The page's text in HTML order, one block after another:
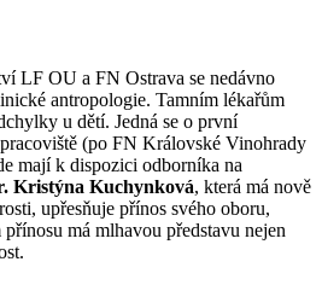
LF OU a FN Ostrava se nedávno
antropologie. Tamním lékařům
u dětí. Jedná se o první
(po FN Královské Vinohrady
mají k dispozici odborníka na
Kristýna Kuchynková, která má nově
upřesňuje přínos svého oboru,
má mlhavou představu nejen